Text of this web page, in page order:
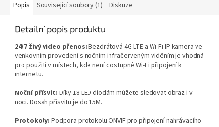
Popis Související soubory (1) Diskuze
Detailní popis produktu
24/7 živý video přenos: Bezdrátová 4G LTE a Wi-Fi IP kamera ve
venkovním provedení s nočním infračerveným viděním je vhodná
pro použití v místech, kde není dostupné Wi-Fi připojení k
internetu.
Noční přísvit: Díky 18 LED diodám můžete sledovat obraz i v
noci. Dosah přísvitu je do 15M.
Protokoly: Podpora protokolu ONVIF pro připojení nahrávacího